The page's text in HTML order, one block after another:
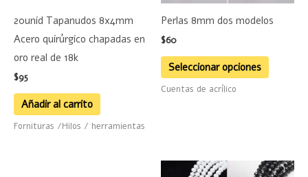
20unid Tapanudos 8x4mm
Acero quirúrgico chapadas en
oro real de 18k
$95
Añadir al carrito
Fornituras /Hilos / herramientas
Perlas 8mm dos modelos
$60
Seleccionar opciones
se
pueden
la
Cuentas de acrílico
Este